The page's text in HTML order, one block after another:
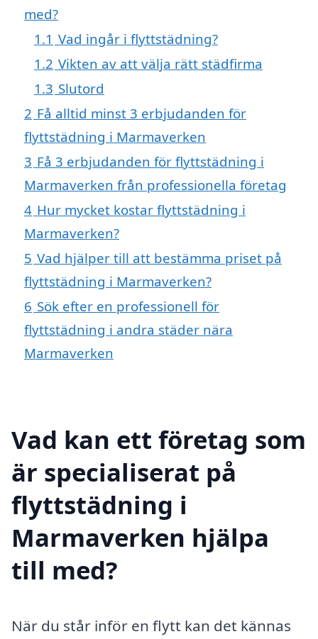
med?
1.1 Vad ingår i flyttstädning?
1.2 Vikten av att välja rätt städfirma
1.3 Slutord
2 Få alltid minst 3 erbjudanden för
flyttstädning i Marmaverken
3 Få 3 erbjudanden för flyttstädning i
Marmaverken från professionella företag
4 Hur mycket kostar flyttstädning i
Marmaverken?
5 Vad hjälper till att bestämma priset på
flyttstädning i Marmaverken?
6 Sök efter en professionell för
flyttstädning i andra städer nära
Marmaverken
Vad kan ett företag som
är specialiserat på
flyttstädning i
Marmaverken hjälpa
till med?
När du står inför en flytt kan det kännas